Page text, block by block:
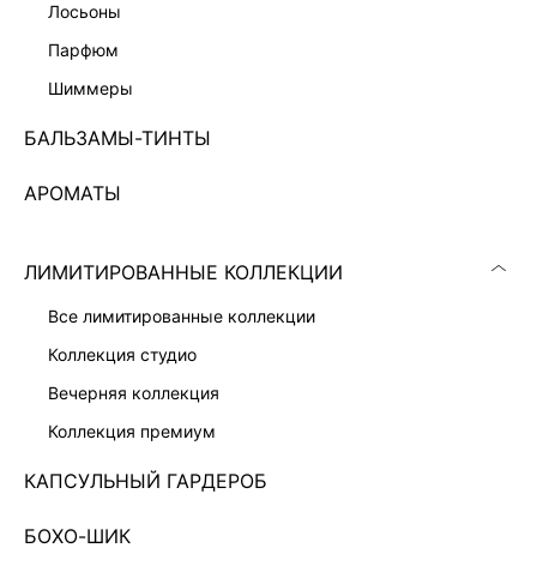
лосьоны
парфюм
шиммеры
БАЛЬЗАМЫ-ТИНТЫ
АРОМАТЫ
ЛИМИТИРОВАННЫЕ КОЛЛЕКЦИИ
все лимитированные коллекции
коллекция студио
вечерняя коллекция
коллекция премиум
КАПСУЛЬНЫЙ ГАРДЕРОБ
БОХО-ШИК